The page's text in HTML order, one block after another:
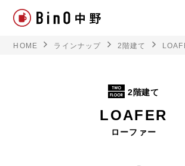
ラインナップ
HOME ラインナップ 2階建て
2階建て
LOAFER
ローファー